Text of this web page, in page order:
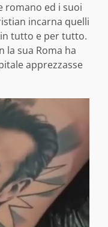
romano ed i suoi
incarna quelli
in tutto e per tutto.
la sua Roma ha
apprezzasse